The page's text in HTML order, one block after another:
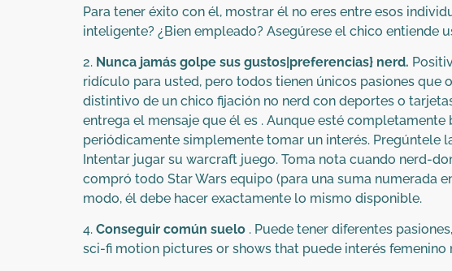
Para tener éxito con él, mostrar él no eres entre esos
inteligente? ¿Bien empleado? Asegúrese el chico entiende
2. Nunca jamás golpe sus gustos|preferencias} nerd.
ridículo para usted, pero todos tienen únicos pasiones que
distintivo de un chico fijación no nerd con deportes o
entrega el mensaje que él es . Aunque esté
periódicamente simplemente tomar un interés. Pregúntele
Intentar jugar su warcraft juego. Toma nota cuando nerd-
compró todo Star Wars equipo (para una suma numerada
modo, él debe hacer exactamente lo mismo disponible.
4. Conseguir común suelo . Puede tener diferentes
sci-fi motion pictures or shows that puede interés